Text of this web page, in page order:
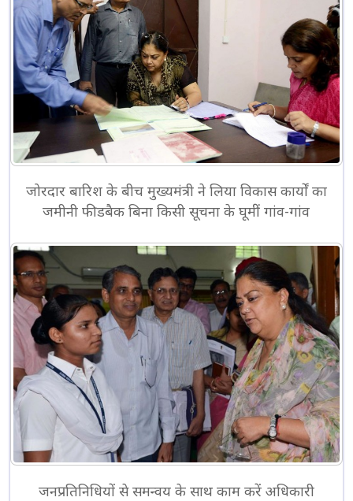
जोरदार बारिश के बीच मुख्यमंत्री ने लिया विकास कार्यों का
जमीनी फीडबैक बिना किसी सूचना के घूमीं गांव-गांव
जनप्रतिनिधियों से समन्वय के साथ काम करें अधिकारी